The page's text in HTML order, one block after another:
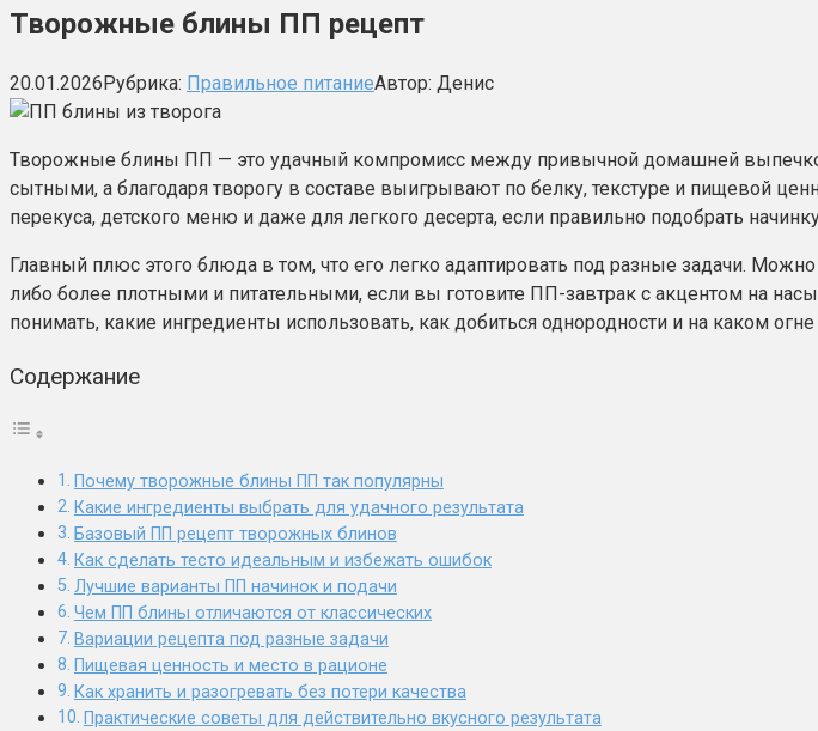
Творожные блины ПП рецепт
20.01.2026Рубрика: Правильное питаниеАвтор: Денис
Творожные блины ПП — это удачный компромисс между привычной домашней
сытными, а благодаря творогу в составе выигрывают по белку, текстуре и пищевой
перекуса, детского меню и даже для легкого десерта, если правильно подобрать
Главный плюс этого блюда в том, что его легко адаптировать под разные задачи.
либо более плотными и питательными, если вы готовите ПП-завтрак с акцентом на
понимать, какие ингредиенты использовать, как добиться однородности и на каком
Содержание
Почему творожные блины ПП так популярны
Какие ингредиенты выбрать для удачного результата
Базовый ПП рецепт творожных блинов
Как сделать тесто идеальным и избежать ошибок
Лучшие варианты ПП начинок и подачи
Чем ПП блины отличаются от классических
Вариации рецепта под разные задачи
Пищевая ценность и место в рационе
Как хранить и разогревать без потери качества
Практические советы для действительно вкусного результата